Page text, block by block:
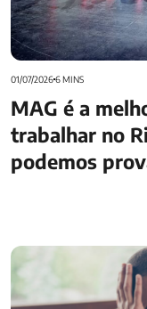
01/07/20266 MINS
MAG é a
trabalhar no
podemos
Como retificar o
prazo e mais